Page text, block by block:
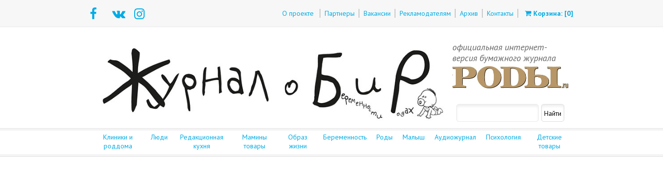
О проекте Партнеры Вакансии Рекламодателям Архив Контакты Корзина: [0]
официальная интернет-
версия бумажного журнала
Клиники и
роддома
Люди
Редакционная
кухня
Мамины
товары
Образ
жизни
Беременность Роды Малыш Аудиожурнал Психология
Детские
товары